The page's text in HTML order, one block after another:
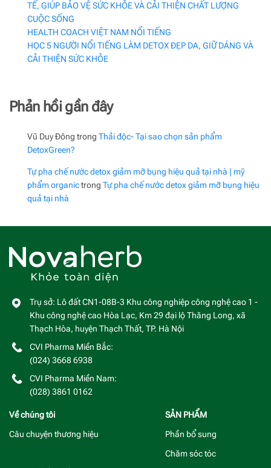
TẾ, GIÚP BẢO VỆ SỨC KHỎE VÀ CẢI THIỆN CHẤT LƯỢNG
CUỘC SỐNG
HEALTH COACH VIỆT NAM NỔI TIẾNG
HỌC 5 NGƯỜI NỔI TIẾNG LÀM DETOX ĐẸP DA, GIỮ DÁNG VÀ
CẢI THIỆN SỨC KHỎE
Phản hồi gần đây
Vũ Duy Đông trong Thải độc- Tại sao chọn sản phẩm
DetoxGreen?
Tự pha chế nước detox giảm mỡ bụng hiệu quả tại nhà | mỹ
phẩm organictrong Tự pha chế nước detox giảm mỡ bụng hiệu
quả tại nhà
Trụ sở: Lô đất CN1-08B-3 Khu công nghiệp công nghệ cao 1 -
Khu công nghệ cao Hòa Lạc, Km 29 đại lộ Thăng Long, xã
Thạch Hòa, huyện Thạch Thất, TP. Hà Nội
CVI Pharma Miền Bắc:
(024) 3668 6938
CVI Pharma Miền Nam:
(028) 3861 0162
SẢN PHẨM
Phần bổ sung
Chăm sóc tóc
Về chúng tôi
Câu chuyện thương hiệu